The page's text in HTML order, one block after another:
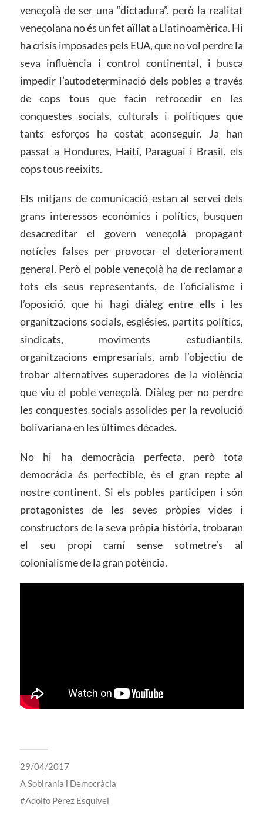
veneçolà de ser una “dictadura”, però la realitat
veneçolana no és un fet aïllat a Llatinoamèrica. Hi
ha crisis imposades pels EUA, que no vol perdre la
seva influència i control continental, i busca
impedir l’autodeterminació dels pobles a través
de cops tous que facin retrocedir en les
conquestes socials, culturals i polítiques que
tants esforços ha costat aconseguir. Ja han
passat a Hondures, Haití, Paraguai i Brasil, els
cops tous reeixits.
Els mitjans de comunicació estan al servei dels
grans interessos econòmics i polítics, busquen
desacreditar el govern veneçolà propagant
notícies falses per provocar el deteriorament
general. Però el poble veneçolà ha de reclamar a
tots els seus representants, de l’oficialisme i
l’oposició, que hi hagi diàleg entre ells i les
organitzacions socials, esglésies, partits polítics,
sindicats, moviments estudiantils,
organitzacions empresarials, amb l’objectiu de
trobar alternatives superadores de la violència
que viu el poble veneçolà. Diàleg per no perdre
les conquestes socials assolides per la revolució
bolivariana en les últimes dècades.
No hi ha democràcia perfecta, però tota
democràcia és perfectible, és el gran repte al
nostre continent. Si els pobles participen i són
protagonistes de les seves pròpies vides i
constructors de la seva pròpia història, trobaran
el seu propi camí sense sotmetre’s al
colonialisme de la gran potència.
29/04/2017
ASobirania i Democràcia
Adolfo Pérez Esquivel